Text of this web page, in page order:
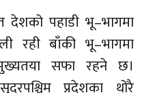
देशको पहाडी भू–भागमा
रही बाँकी भू–भागमा
सफा रहने छ।
प्रदेशका थोरै